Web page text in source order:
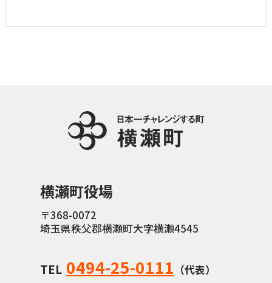
横瀬町役場
〒368-0072
埼玉県秩父郡横瀬町大字横瀬4545
TEL 0494-25-0111 （代表）